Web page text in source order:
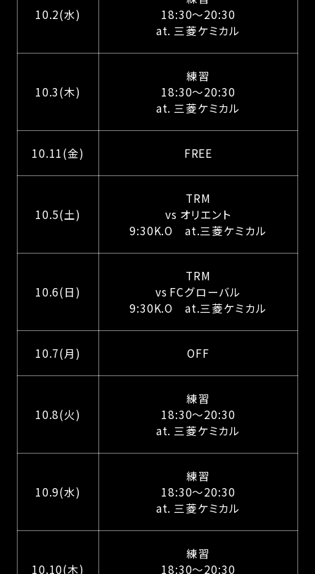
10.2(水)
18:30～20:30
at. 三菱ケミカル
10.3(木)
練習
18:30～20:30
at. 三菱ケミカル
10.11(金) FREE
10.5(土)
TRM
vs オリエント
9:30K.O at.三菱ケミカル
10.6(日)
TRM
vs FCグローバル
9:30K.O at.三菱ケミカル
10.7(月) OFF
10.8(火)
練習
18:30～20:30
at. 三菱ケミカル
10.9(水)
練習
18:30～20:30
at. 三菱ケミカル
10.10(木)
練習
18:30～20:30